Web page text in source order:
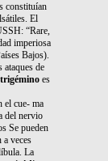
constituían
El
“Rare,
imperiosa
Bajos).
ataques de
es
el cue- ma
del nervio
Se pueden
a veces
La